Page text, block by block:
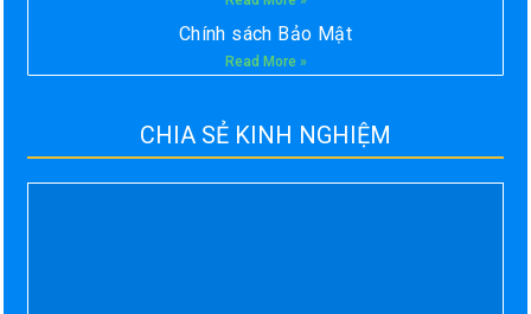
Chính sách Bảo Mật
Read More »
CHIA SẺ KINH NGHIỆM